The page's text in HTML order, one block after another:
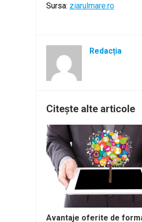
Sursa: ziarulmare.ro
Redacția
Citește alte articole
Avantaje oferite de